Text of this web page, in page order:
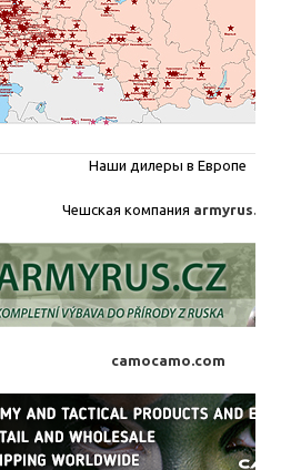
Наши дилеры в Европе
Чешская компания armyrus.cz
camocamo.com